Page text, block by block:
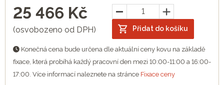
25 466 Kč
(osvobozeno od DPH) Přidat do košíku
Konečná cena bude určena dle aktuální ceny kovu na základě
fixace, která probíhá každý pracovní den mezi 10:00-11:00 a 16:00-
17:00. Více informací naleznete na stránce Fixace ceny